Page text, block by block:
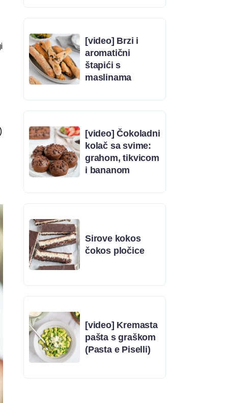
[video] Brzi i
aromatični
štapići s
maslinama
[video] Čokoladni
kolač sa svime:
grahom, tikvicom
i bananom
Sirove kokos
čokos pločice
[video] Kremasta
pašta s graškom
(Pasta e Piselli)